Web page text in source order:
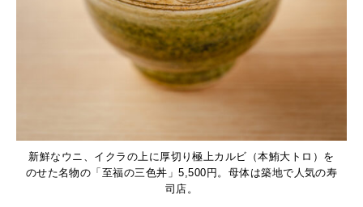
新鮮なウニ、イクラの上に厚切り極上カルビ（本鮪大トロ）を
のせた名物の「至福の三色丼」5,500円。母体は築地で人気の寿
司店。